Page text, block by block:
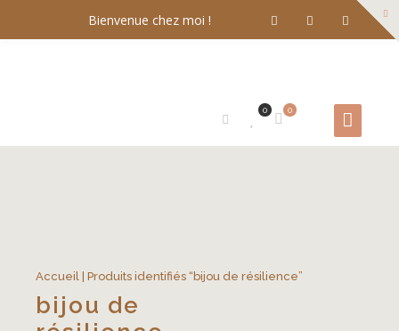
Bienvenue chez moi !
0
0
Accueil | Produits identifiés “bijou de résilience”
bijou de